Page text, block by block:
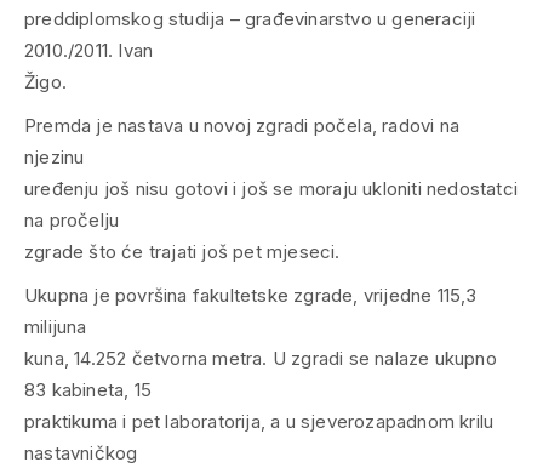
preddiplomskog studija – građevinarstvo u generaciji
2010./2011. Ivan
Žigo.
Premda je nastava u novoj zgradi počela, radovi na
njezinu
uređenju još nisu gotovi i još se moraju ukloniti nedostatci
na pročelju
zgrade što će trajati još pet mjeseci.
Ukupna je površina fakultetske zgrade, vrijedne 115,3
milijuna
kuna, 14.252 četvorna metra. U zgradi se nalaze ukupno
83 kabineta, 15
praktikuma i pet laboratorija, a u sjeverozapadnom krilu
nastavničkog